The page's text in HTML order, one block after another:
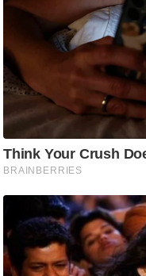
ड
स
मी
क्षा
B
r
n